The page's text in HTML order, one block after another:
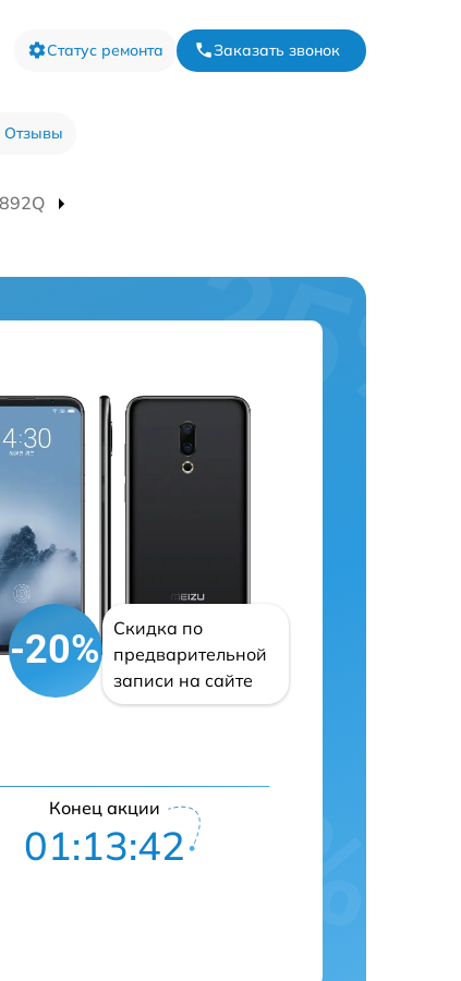
Статус ремонта Заказать звонок
Отзывы
-20%
Скидка по
предварительной
записи на сайте
Конец акции
01:13:41